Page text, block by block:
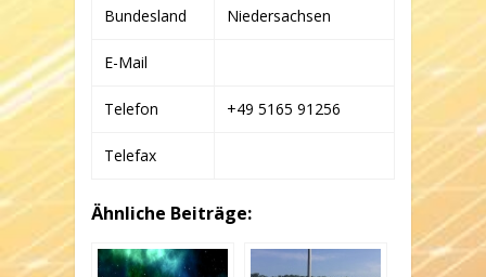
Bundesland Niedersachsen
E-Mail
Telefon +49 5165 91256
Telefax
Ähnliche Beiträge: